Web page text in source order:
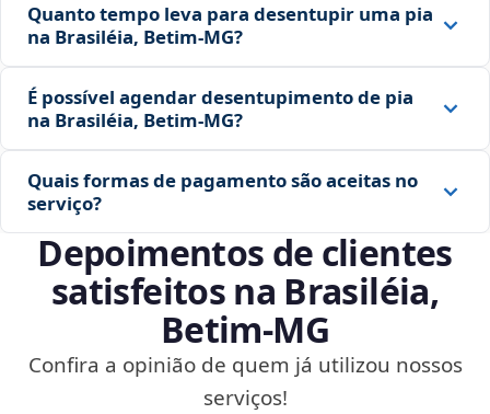
Quanto tempo leva para desentupir uma pia
na Brasiléia, Betim‑MG?
É possível agendar desentupimento de pia
na Brasiléia, Betim‑MG?
Quais formas de pagamento são aceitas no
serviço?
Depoimentos de clientes
satisfeitos na Brasiléia,
Betim‑MG
Confira a opinião de quem já utilizou nossos
serviços!